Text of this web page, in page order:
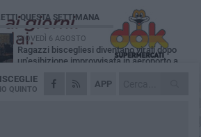
APP
QUINTO
QUESTA SETTIMANA
GIOVEDÌ 6 AGOSTO
Ragazzi biscegliesi diventano virali dopo
un'esibizione improvvisata in aeroporto a
MARTEDÌ 4 AGOSTO
Emergenza caldo, il Comune di Bisceglie